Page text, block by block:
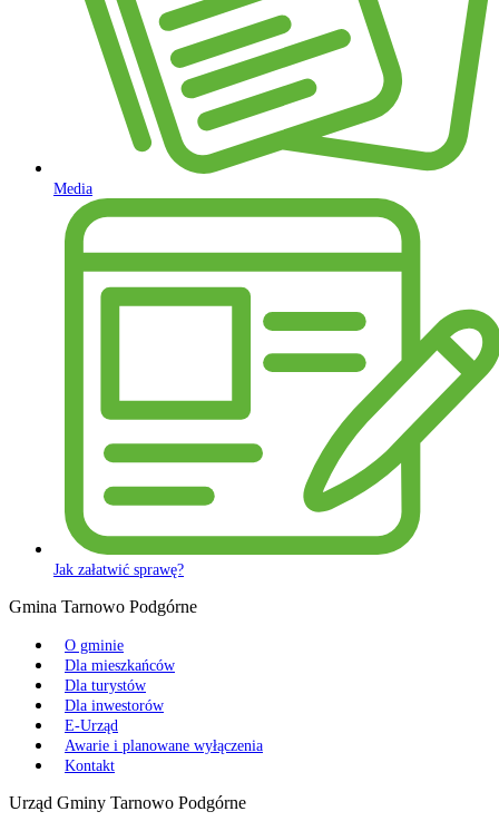
Media
Jak załatwić sprawę?
Gmina Tarnowo Podgórne
O gminie
Dla mieszkańców
Dla turystów
Dla inwestorów
E-Urząd
Awarie i planowane wyłączenia
Kontakt
Urząd Gminy Tarnowo Podgórne